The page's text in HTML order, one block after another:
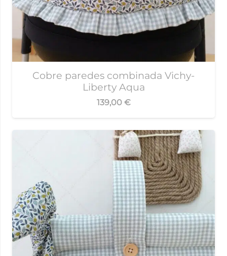
Cobre paredes combinada Vichy-
Liberty Aqua
139,00 €